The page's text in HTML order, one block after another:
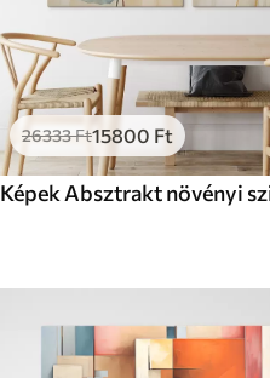
26333Ft15800 Ft
Képek Absztrakt növényi